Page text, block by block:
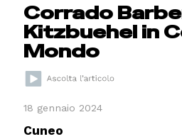
Corrado
Kitzbuehel in
Mondo
18 gennaio 2024
Cuneo